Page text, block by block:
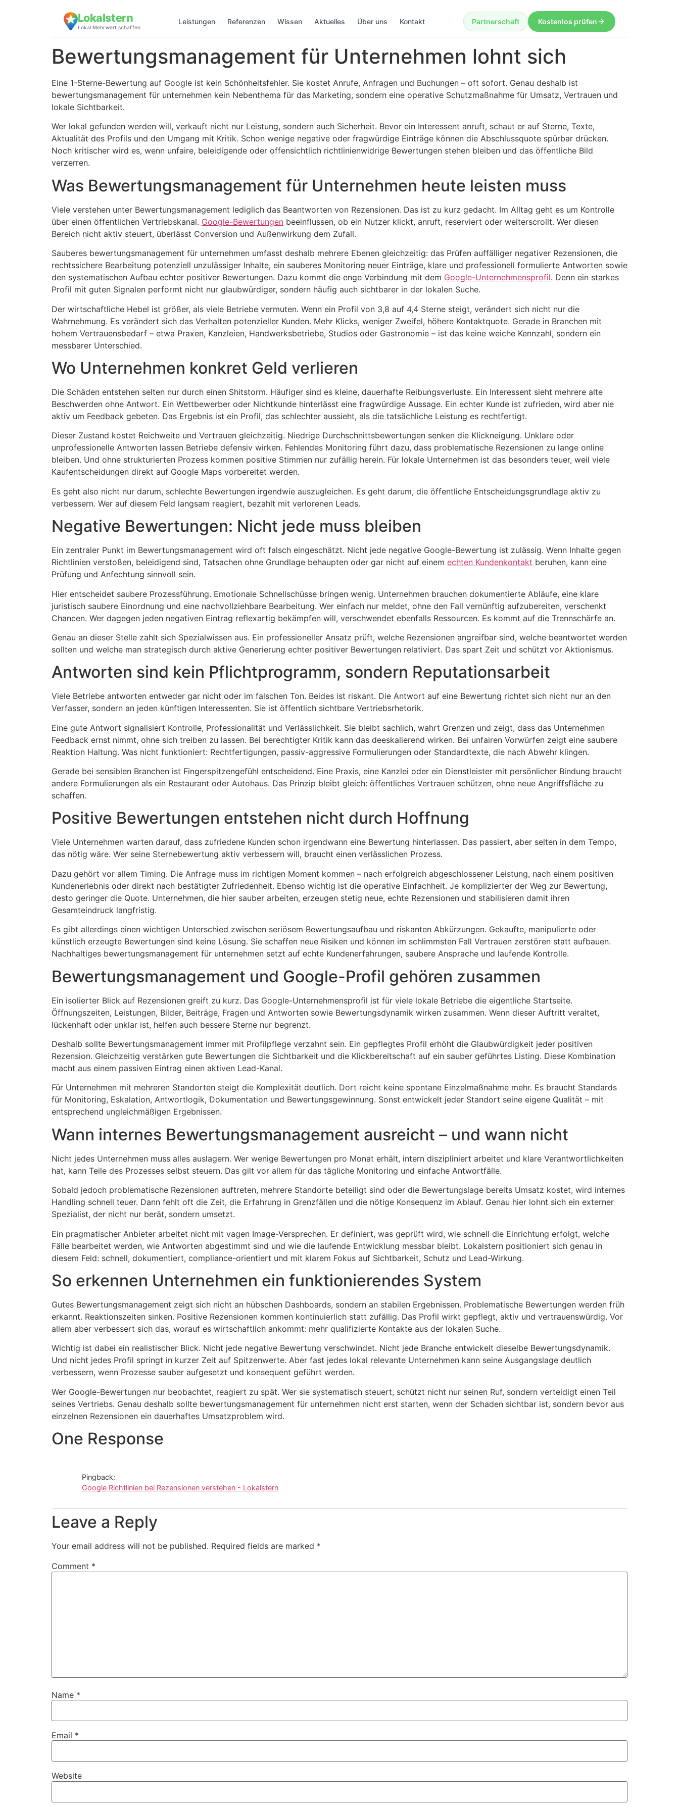
Lokalstern
Lokal Mehrwert schaffen
Leistungen Referenzen Wissen Aktuelles Über uns Kontakt Partnerschaft Kostenlos prüfen
Bewertungsmanagement für Unternehmen lohnt sich
Eine 1-Sterne-Bewertung auf Google ist kein Schönheitsfehler. Sie kostet Anrufe, Anfragen und Buchungen – oft sofort. Genau deshalb ist
bewertungsmanagement für unternehmen kein Nebenthema für das Marketing, sondern eine operative Schutzmaßnahme für Umsatz, Vertrauen und
lokale Sichtbarkeit.
Wer lokal gefunden werden will, verkauft nicht nur Leistung, sondern auch Sicherheit. Bevor ein Interessent anruft, schaut er auf Sterne, Texte,
Aktualität des Profils und den Umgang mit Kritik. Schon wenige negative oder fragwürdige Einträge können die Abschlussquote spürbar drücken.
Noch kritischer wird es, wenn unfaire, beleidigende oder offensichtlich richtlinienwidrige Bewertungen stehen bleiben und das öffentliche Bild
verzerren.
Was Bewertungsmanagement für Unternehmen heute leisten muss
Viele verstehen unter Bewertungsmanagement lediglich das Beantworten von Rezensionen. Das ist zu kurz gedacht. Im Alltag geht es um Kontrolle
über einen öffentlichen Vertriebskanal. Google-Bewertungen beeinflussen, ob ein Nutzer klickt, anruft, reserviert oder weiterscrollt. Wer diesen
Bereich nicht aktiv steuert, überlässt Conversion und Außenwirkung dem Zufall.
Sauberes bewertungsmanagement für unternehmen umfasst deshalb mehrere Ebenen gleichzeitig: das Prüfen auffälliger negativer Rezensionen, die
rechtssichere Bearbeitung potenziell unzulässiger Inhalte, ein sauberes Monitoring neuer Einträge, klare und professionell formulierte Antworten sowie
den systematischen Aufbau echter positiver Bewertungen. Dazu kommt die enge Verbindung mit dem Google-Unternehmensprofil. Denn ein starkes
Profil mit guten Signalen performt nicht nur glaubwürdiger, sondern häufig auch sichtbarer in der lokalen Suche.
Der wirtschaftliche Hebel ist größer, als viele Betriebe vermuten. Wenn ein Profil von 3,8 auf 4,4 Sterne steigt, verändert sich nicht nur die
Wahrnehmung. Es verändert sich das Verhalten potenzieller Kunden. Mehr Klicks, weniger Zweifel, höhere Kontaktquote. Gerade in Branchen mit
hohem Vertrauensbedarf – etwa Praxen, Kanzleien, Handwerksbetriebe, Studios oder Gastronomie – ist das keine weiche Kennzahl, sondern ein
messbarer Unterschied.
Wo Unternehmen konkret Geld verlieren
Die Schäden entstehen selten nur durch einen Shitstorm. Häufiger sind es kleine, dauerhafte Reibungsverluste. Ein Interessent sieht mehrere alte
Beschwerden ohne Antwort. Ein Wettbewerber oder Nichtkunde hinterlässt eine fragwürdige Aussage. Ein echter Kunde ist zufrieden, wird aber nie
aktiv um Feedback gebeten. Das Ergebnis ist ein Profil, das schlechter aussieht, als die tatsächliche Leistung es rechtfertigt.
Dieser Zustand kostet Reichweite und Vertrauen gleichzeitig. Niedrige Durchschnittsbewertungen senken die Klickneigung. Unklare oder
unprofessionelle Antworten lassen Betriebe defensiv wirken. Fehlendes Monitoring führt dazu, dass problematische Rezensionen zu lange online
bleiben. Und ohne strukturierten Prozess kommen positive Stimmen nur zufällig herein. Für lokale Unternehmen ist das besonders teuer, weil viele
Kaufentscheidungen direkt auf Google Maps vorbereitet werden.
Es geht also nicht nur darum, schlechte Bewertungen irgendwie auszugleichen. Es geht darum, die öffentliche Entscheidungsgrundlage aktiv zu
verbessern. Wer auf diesem Feld langsam reagiert, bezahlt mit verlorenen Leads.
Negative Bewertungen: Nicht jede muss bleiben
Ein zentraler Punkt im Bewertungsmanagement wird oft falsch eingeschätzt. Nicht jede negative Google-Bewertung ist zulässig. Wenn Inhalte gegen
Richtlinien verstoßen, beleidigend sind, Tatsachen ohne Grundlage behaupten oder gar nicht auf einem echten Kundenkontakt beruhen, kann eine
Prüfung und Anfechtung sinnvoll sein.
Hier entscheidet saubere Prozessführung. Emotionale Schnellschüsse bringen wenig. Unternehmen brauchen dokumentierte Abläufe, eine klare
juristisch saubere Einordnung und eine nachvollziehbare Bearbeitung. Wer einfach nur meldet, ohne den Fall vernünftig aufzubereiten, verschenkt
Chancen. Wer dagegen jeden negativen Eintrag reflexartig bekämpfen will, verschwendet ebenfalls Ressourcen. Es kommt auf die Trennschärfe an.
Genau an dieser Stelle zahlt sich Spezialwissen aus. Ein professioneller Ansatz prüft, welche Rezensionen angreifbar sind, welche beantwortet werden
sollten und welche man strategisch durch aktive Generierung echter positiver Bewertungen relativiert. Das spart Zeit und schützt vor Aktionismus.
Antworten sind kein Pflichtprogramm, sondern Reputationsarbeit
Viele Betriebe antworten entweder gar nicht oder im falschen Ton. Beides ist riskant. Die Antwort auf eine Bewertung richtet sich nicht nur an den
Verfasser, sondern an jeden künftigen Interessenten. Sie ist öffentlich sichtbare Vertriebsrhetorik.
Eine gute Antwort signalisiert Kontrolle, Professionalität und Verlässlichkeit. Sie bleibt sachlich, wahrt Grenzen und zeigt, dass das Unternehmen
Feedback ernst nimmt, ohne sich treiben zu lassen. Bei berechtigter Kritik kann das deeskalierend wirken. Bei unfairen Vorwürfen zeigt eine saubere
Reaktion Haltung. Was nicht funktioniert: Rechtfertigungen, passiv-aggressive Formulierungen oder Standardtexte, die nach Abwehr klingen.
Gerade bei sensiblen Branchen ist Fingerspitzengefühl entscheidend. Eine Praxis, eine Kanzlei oder ein Dienstleister mit persönlicher Bindung braucht
andere Formulierungen als ein Restaurant oder Autohaus. Das Prinzip bleibt gleich: öffentliches Vertrauen schützen, ohne neue Angriffsfläche zu
schaffen.
Positive Bewertungen entstehen nicht durch Hoffnung
Viele Unternehmen warten darauf, dass zufriedene Kunden schon irgendwann eine Bewertung hinterlassen. Das passiert, aber selten in dem Tempo,
das nötig wäre. Wer seine Sternebewertung aktiv verbessern will, braucht einen verlässlichen Prozess.
Dazu gehört vor allem Timing. Die Anfrage muss im richtigen Moment kommen – nach erfolgreich abgeschlossener Leistung, nach einem positiven
Kundenerlebnis oder direkt nach bestätigter Zufriedenheit. Ebenso wichtig ist die operative Einfachheit. Je komplizierter der Weg zur Bewertung,
desto geringer die Quote. Unternehmen, die hier sauber arbeiten, erzeugen stetig neue, echte Rezensionen und stabilisieren damit ihren
Gesamteindruck langfristig.
Es gibt allerdings einen wichtigen Unterschied zwischen seriösem Bewertungsaufbau und riskanten Abkürzungen. Gekaufte, manipulierte oder
künstlich erzeugte Bewertungen sind keine Lösung. Sie schaffen neue Risiken und können im schlimmsten Fall Vertrauen zerstören statt aufbauen.
Nachhaltiges bewertungsmanagement für unternehmen setzt auf echte Kundenerfahrungen, saubere Ansprache und laufende Kontrolle.
Bewertungsmanagement und Google-Profil gehören zusammen
Ein isolierter Blick auf Rezensionen greift zu kurz. Das Google-Unternehmensprofil ist für viele lokale Betriebe die eigentliche Startseite.
Öffnungszeiten, Leistungen, Bilder, Beiträge, Fragen und Antworten sowie Bewertungsdynamik wirken zusammen. Wenn dieser Auftritt veraltet,
lückenhaft oder unklar ist, helfen auch bessere Sterne nur begrenzt.
Deshalb sollte Bewertungsmanagement immer mit Profilpflege verzahnt sein. Ein gepflegtes Profil erhöht die Glaubwürdigkeit jeder positiven
Rezension. Gleichzeitig verstärken gute Bewertungen die Sichtbarkeit und die Klickbereitschaft auf ein sauber geführtes Listing. Diese Kombination
macht aus einem passiven Eintrag einen aktiven Lead-Kanal.
Für Unternehmen mit mehreren Standorten steigt die Komplexität deutlich. Dort reicht keine spontane Einzelmaßnahme mehr. Es braucht Standards
für Monitoring, Eskalation, Antwortlogik, Dokumentation und Bewertungsgewinnung. Sonst entwickelt jeder Standort seine eigene Qualität – mit
entsprechend ungleichmäßigen Ergebnissen.
Wann internes Bewertungsmanagement ausreicht – und wann nicht
Nicht jedes Unternehmen muss alles auslagern. Wer wenige Bewertungen pro Monat erhält, intern diszipliniert arbeitet und klare Verantwortlichkeiten
hat, kann Teile des Prozesses selbst steuern. Das gilt vor allem für das tägliche Monitoring und einfache Antwortfälle.
Sobald jedoch problematische Rezensionen auftreten, mehrere Standorte beteiligt sind oder die Bewertungslage bereits Umsatz kostet, wird internes
Handling schnell teuer. Dann fehlt oft die Zeit, die Erfahrung in Grenzfällen und die nötige Konsequenz im Ablauf. Genau hier lohnt sich ein externer
Spezialist, der nicht nur berät, sondern umsetzt.
Ein pragmatischer Anbieter arbeitet nicht mit vagen Image-Versprechen. Er definiert, was geprüft wird, wie schnell die Einrichtung erfolgt, welche
Fälle bearbeitet werden, wie Antworten abgestimmt sind und wie die laufende Entwicklung messbar bleibt. Lokalstern positioniert sich genau in
diesem Feld: schnell, dokumentiert, compliance-orientiert und mit klarem Fokus auf Sichtbarkeit, Schutz und Lead-Wirkung.
So erkennen Unternehmen ein funktionierendes System
Gutes Bewertungsmanagement zeigt sich nicht an hübschen Dashboards, sondern an stabilen Ergebnissen. Problematische Bewertungen werden früh
erkannt. Reaktionszeiten sinken. Positive Rezensionen kommen kontinuierlich statt zufällig. Das Profil wirkt gepflegt, aktiv und vertrauenswürdig. Vor
allem aber verbessert sich das, worauf es wirtschaftlich ankommt: mehr qualifizierte Kontakte aus der lokalen Suche.
Wichtig ist dabei ein realistischer Blick. Nicht jede negative Bewertung verschwindet. Nicht jede Branche entwickelt dieselbe Bewertungsdynamik.
Und nicht jedes Profil springt in kurzer Zeit auf Spitzenwerte. Aber fast jedes lokal relevante Unternehmen kann seine Ausgangslage deutlich
verbessern, wenn Prozesse sauber aufgesetzt und konsequent geführt werden.
Wer Google-Bewertungen nur beobachtet, reagiert zu spät. Wer sie systematisch steuert, schützt nicht nur seinen Ruf, sondern verteidigt einen Teil
seines Vertriebs. Genau deshalb sollte bewertungsmanagement für unternehmen nicht erst starten, wenn der Schaden sichtbar ist, sondern bevor aus
einzelnen Rezensionen ein dauerhaftes Umsatzproblem wird.
One Response
Pingback:
Google Richtlinien bei Rezensionen verstehen - Lokalstern
Leave a Reply
Your email address will not be published. Required fields are marked *
Comment *
Name *
Email *
Website